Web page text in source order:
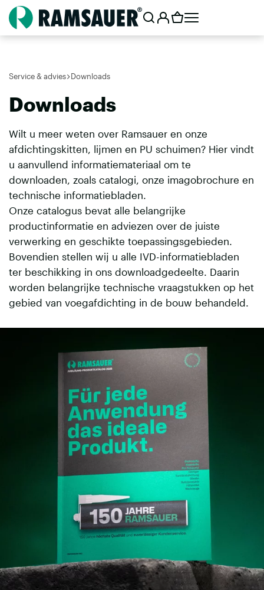
Service & advies Downloads
Downloads
Wilt u meer weten over Ramsauer en onze
afdichtingskitten, lijmen en PU schuimen? Hier vindt
u aanvullend informatiemateriaal om te
downloaden, zoals catalogi, onze imagobrochure en
technische informatiebladen.
Onze catalogus bevat alle belangrijke
productinformatie en adviezen over de juiste
verwerking en geschikte toepassingsgebieden.
Bovendien stellen wij u alle IVD-informatiebladen
ter beschikking in ons downloadgedeelte. Daarin
worden belangrijke technische vraagstukken op het
gebied van voegafdichting in de bouw behandeld.